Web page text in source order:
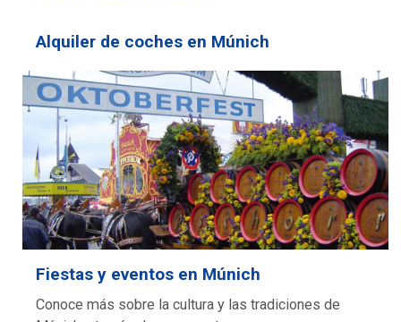
Alquiler de coches en Múnich
Fiestas y eventos en Múnich
Conoce más sobre la cultura y las tradiciones de